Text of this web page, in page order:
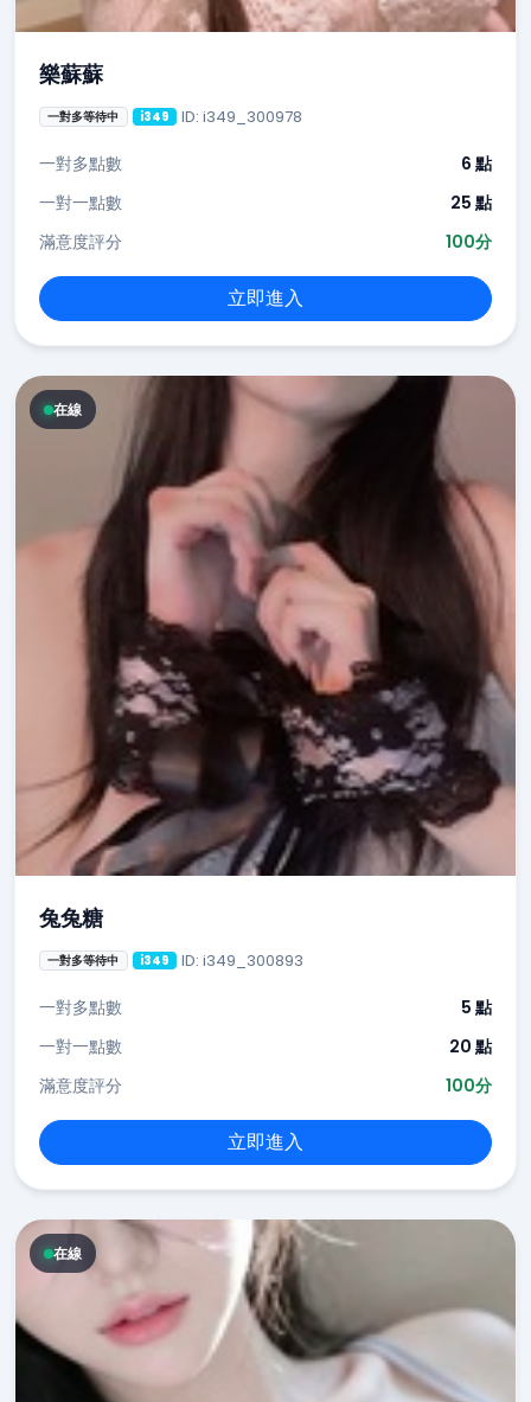
樂蘇蘇
一對多等待中 i349 ID: i349_300978
一對多點數
6 點
一對一點數
25 點
滿意度評分
100分
立即進入
在線
兔兔糖
一對多等待中 i349 ID: i349_300893
一對多點數
5 點
一對一點數
20 點
滿意度評分
100分
立即進入
在線